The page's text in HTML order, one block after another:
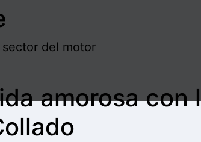
del motor
amorosa con